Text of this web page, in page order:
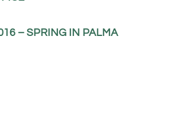
– SPRING IN PALMA